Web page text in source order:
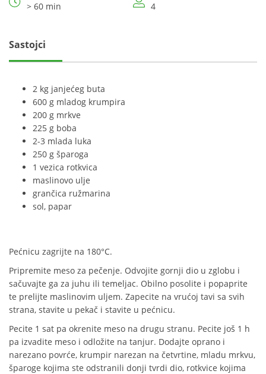
> 60 min 4
Sastojci
2 kg janjećeg buta
600 g mladog krumpira
200 g mrkve
225 g boba
2-3 mlada luka
250 g šparoga
1 vezica rotkvica
maslinovo ulje
grančica ružmarina
sol, papar
Pećnicu zagrijte na 180°C.
Pripremite meso za pečenje. Odvojite gornji dio u zglobu i
sačuvajte ga za juhu ili temeljac. Obilno posolite i popaprite
te prelijte maslinovim uljem. Zapecite na vrućoj tavi sa svih
strana, stavite u pekač i stavite u pećnicu.
Pecite 1 sat pa okrenite meso na drugu stranu. Pecite još 1 h
pa izvadite meso i odložite na tanjur. Dodajte oprano i
narezano povrće, krumpir narezan na četvrtine, mladu mrkvu,
šparoge kojima ste odstranili donji tvrdi dio, rotkvice kojima